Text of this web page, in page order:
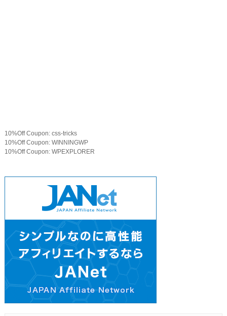
10%Off Coupon: css-tricks
10%Off Coupon: WINNINGWP
10%Off Coupon: WPEXPLORER